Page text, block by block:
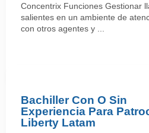
Concentrix Funciones Gestionar
salientes en un ambiente de
con otros agentes y ...
Bachiller Con O Sin
Experiencia Para
Liberty Latam